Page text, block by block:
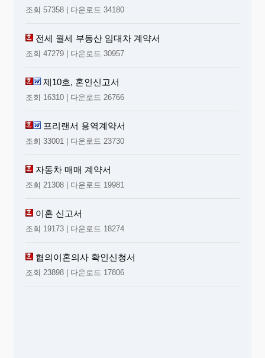
조회 57358 | 다운로드 34180
전세 월세 부동산 임대차 계약서
조회 47279 | 다운로드 30957
제10호, 혼인신고서
조회 16310 | 다운로드 26766
프리랜서 용역계약서
조회 33001 | 다운로드 23730
자동차 매매 계약서
조회 21308 | 다운로드 19981
이혼 신고서
조회 19173 | 다운로드 18274
협의이혼의사 확인신청서
조회 23898 | 다운로드 17806